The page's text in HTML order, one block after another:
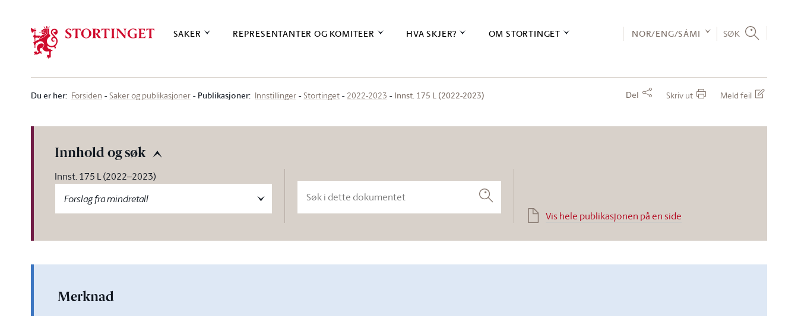
SAKER REPRESENTANTER OG KOMITEER HVA SKJER? OM STORTINGET NOR/ENG/SÁMI SØK
Du er her: Forsiden Saker og publikasjoner Publikasjoner: Innstillinger Stortinget 2022-2023 Innst. 175 L (2022-2023) Del Skriv ut Meld feil
Innhold og søk
Innst. 175 L (2022–2023)
Forslag fra mindretall
Søk
Vis hele publikasjonen på en side
Merknad